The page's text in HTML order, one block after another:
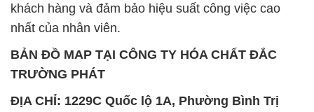
khách hàng và đảm bảo hiệu suất công việc cao
nhất của nhân viên.
BẢN ĐỒ MAP TẠI CÔNG TY HÓA CHẤT ĐẮC
TRƯỜNG PHÁT
ĐỊA CHỈ: 1229C Quốc lộ 1A, Phường Bình Trị